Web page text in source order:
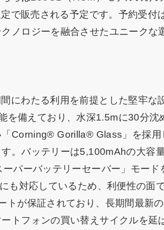
で販売される予定です。予約受付
ノロジーを融合させたユニークな
にわたる利用を前提とした堅牢な
を備えており、水深1.5mに30分沈
Corning® Gorilla® Glass」を採用
。バッテリーは5,100mAhの大容
パーバッテリーセーバー」モード
も対応しているため、利便性の面
トが保証されており、長期間最新
トフォンの買い替えサイクルを延